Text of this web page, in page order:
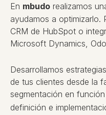
En mbudo realizamos
ayudamos a optimizarlo.
CRM de HubSpot o
Microsoft Dynamics,
Desarrollamos
de tus clientes desde la
segmentación en
definición e